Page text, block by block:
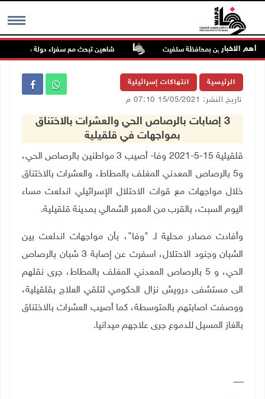
MENU أهم الاخبار
أكثر من دونمين بمحافظة سلفيت شاهين تبحث مع سفراء دولة فلسطين لدى
الرئيسية انتهاكات إسرائيلية
تاريخ النشر: 15/05/2021 07:10 م
3 إصابات بالرصاص الحي والعشرات بالاختناق
بمواجهات في قلقيلية
قلقيلية 15-5-2021 وفا- أصيب 3 مواطنين بالرصاص الحي،
و5 بالرصاص المعدني المغلف بالمطاط، والعشرات بالاختناق
خلال مواجهات مع قوات الاحتلال الإسرائيلي اندلعت مساء
اليوم السبت، بالقرب من المعبر الشمالي بمدينة قلقيلية.
وأفادت مصادر محلية لـ "وفا"، بأن مواجهات اندلعت بين
الشبان وجنود الاحتلال، اسفرت عن إصابة 3 شبان بالرصاص
الحي، و 5 بالرصاص المعدني المغلف بالمطاط، جرى نقلهم
الى مستشفى درويش نزال الحكومي لتلقي العلاج بقلقيلية،
ووصفت اصابتهم بالمتوسطة، كما أصيب العشرات بالاختناق
بالغاز المسيل للدموع جرى علاجهم ميدانيا.
ــــــــ